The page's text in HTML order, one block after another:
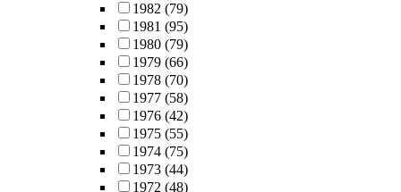
1982 (79)
1981 (95)
1980 (79)
1979 (66)
1978 (70)
1977 (58)
1976 (42)
1975 (55)
1974 (75)
1973 (44)
1972 (48)